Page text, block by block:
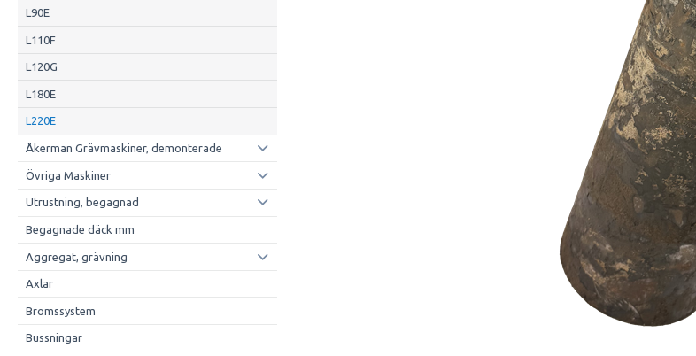
L90E
L110F
L120G
L180E
L220E
Åkerman Grävmaskiner, demonterade
Övriga Maskiner
Utrustning, begagnad
Begagnade däck mm
Aggregat, grävning
Axlar
Bromssystem
Bussningar